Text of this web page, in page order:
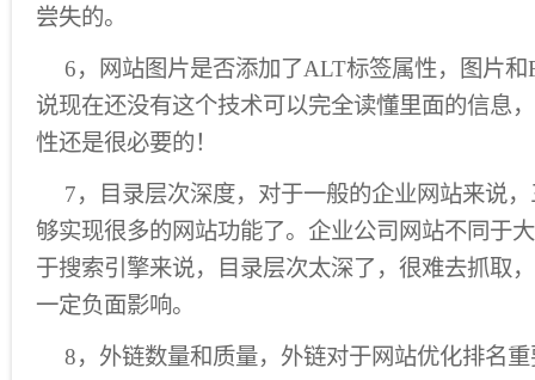
尝失的。
6，网站图片是否添加了ALT标签属性，图片和
说现在还没有这个技术可以完全读懂里面的信息
性还是很必要的！
7，目录层次深度，对于一般的企业网站来说
够实现很多的网站功能了。企业公司网站不同于
于搜索引擎来说，目录层次太深了，很难去抓取
一定负面影响。
8，外链数量和质量，外链对于网站优化排名